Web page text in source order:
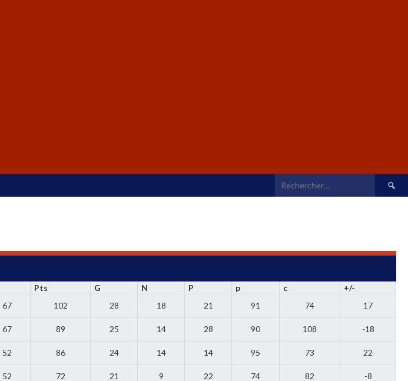
Pts G N P p c
+/-
67 102 28 18 21 91 74 17
67 89 25 14 28 90 108 -18
52 86 24 14 14 95 73 22
52 72 21 9 22 74 82 -8